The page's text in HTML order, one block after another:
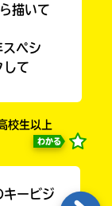
描いて
ペシ
して
校生以上
わかる
キービジ